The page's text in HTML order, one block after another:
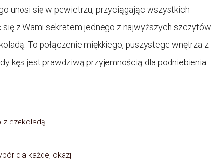
unosi się w powietrzu, przyciągając wszystkich
z Wami sekretem jednego z najwyższych szczytów
To połączenie miękkiego, puszystego wnętrza z
kęs jest prawdziwą przyjemnością dla podniebienia.
z czekoladą
dla każdej okazji